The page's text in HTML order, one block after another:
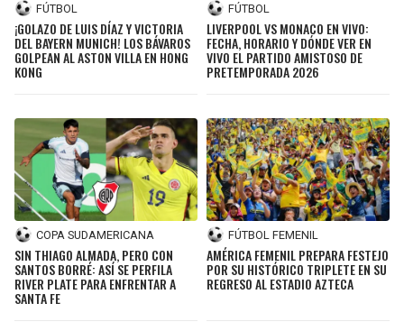
FÚTBOL
¡GOLAZO DE LUIS DÍAZ Y VICTORIA
DEL BAYERN MUNICH! LOS BÁVAROS
GOLPEAN AL ASTON VILLA EN HONG
KONG
FÚTBOL
LIVERPOOL VS MONACO EN VIVO:
FECHA, HORARIO Y DÓNDE VER EN
VIVO EL PARTIDO AMISTOSO DE
PRETEMPORADA 2026
COPA SUDAMERICANA
SIN THIAGO ALMADA, PERO CON
SANTOS BORRÉ: ASÍ SE PERFILA
RIVER PLATE PARA ENFRENTAR A
SANTA FE
FÚTBOL FEMENIL
AMÉRICA FEMENIL PREPARA FESTEJO
POR SU HISTÓRICO TRIPLETE EN SU
REGRESO AL ESTADIO AZTECA